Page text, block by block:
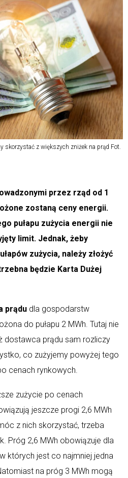
skorzystać z większych zniżek na prąd Fot.
przez rząd od 1
zostaną ceny energii.
pułapu zużycia energii nie
limit. Jednak, żeby
zużycia, należy złożyć
będzie Karta Dużej
prądu dla gospodarstw
do pułapu 2 MWh. Tutaj nie
dostawca prądu sam rozliczy
co zużyjemy powyżej tego
cenach rynkowych.
zużycie po cenach
jeszcze progi 2,6 MWh
z nich skorzystać, trzeba
Próg 2,6 MWh obowiązuje dla
których jest co najmniej jedna
na próg 3 MWh mogą